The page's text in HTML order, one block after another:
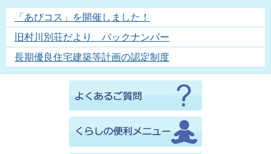
「あびコス」を開催しました！
旧村川別荘だより バックナンバー
長期優良住宅建築等計画の認定制度